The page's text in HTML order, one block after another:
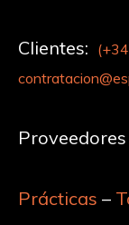
Clientes:
Prácticas –